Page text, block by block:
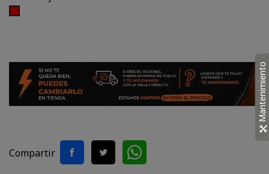
Compartir
Mantenimiento